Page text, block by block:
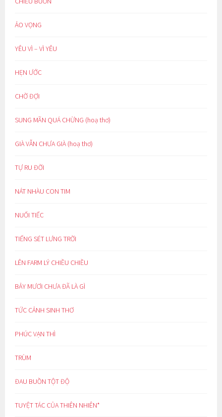
ẢO VỌNG
YÊU VÌ – VÌ YÊU
HẸN ƯỚC
CHỜ ĐỢI
SUNG MÃN QUÁ CHỪNG (hoạ thơ)
GIÀ VẪN CHƯA GIÀ (hoạ thơ)
TỰ RU ĐỜI
NÁT NHÀU CON TIM
NUỐI TIẾC
TIẾNG SÉT LƯNG TRỜI
LÊN FARM LÝ CHIỀU CHIỀU
BẢY MƯƠI CHƯA ĐÃ LÀ GÌ
TỨC CẢNH SINH THƠ
PHÚC VẠN THÌ
TRÙM
ĐAU BUỒN TỘT ĐỘ
TUYỆT TÁC CỦA THIÊN NHIÊN*